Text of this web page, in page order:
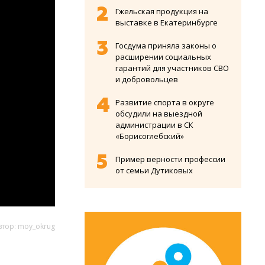
moy_okrug
Гжельская продукция на
выставке в Екатеринбурге
Госдума приняла законы о
расширении социальных
гарантий для участников СВО
и добровольцев
Развитие спорта в округе
обсудили на выездной
администрации в СК
«Борисоглебский»
Пример верности профессии
от семьи Дутиковых